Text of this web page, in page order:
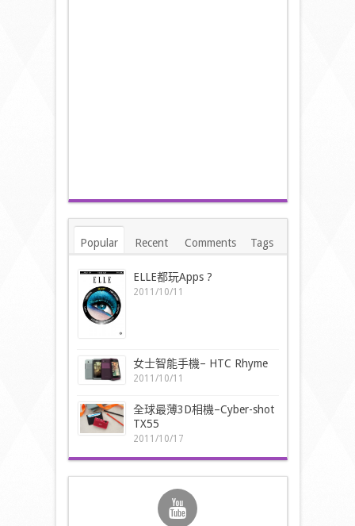
Popular Recent Comments Tags
ELLE都玩Apps ?
2011/10/11
女士智能手機– HTC Rhyme
2011/10/11
全球最薄3D相機–Cyber-shot
TX55
2011/10/17